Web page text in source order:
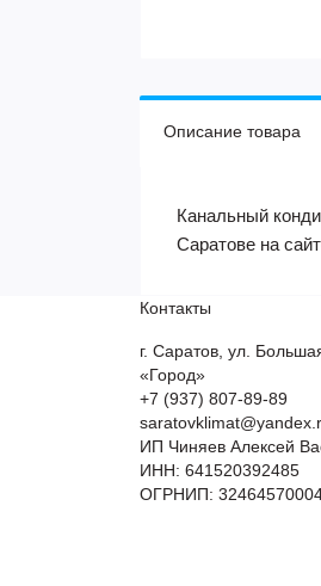
Описание товара
Канальный
Саратове на
Контакты
г. Саратов, ул.
«Город»
+7 (937) 807-89-89
ИП Чиняев Алексей
ИНН: 641520392485
ОГРНИП: